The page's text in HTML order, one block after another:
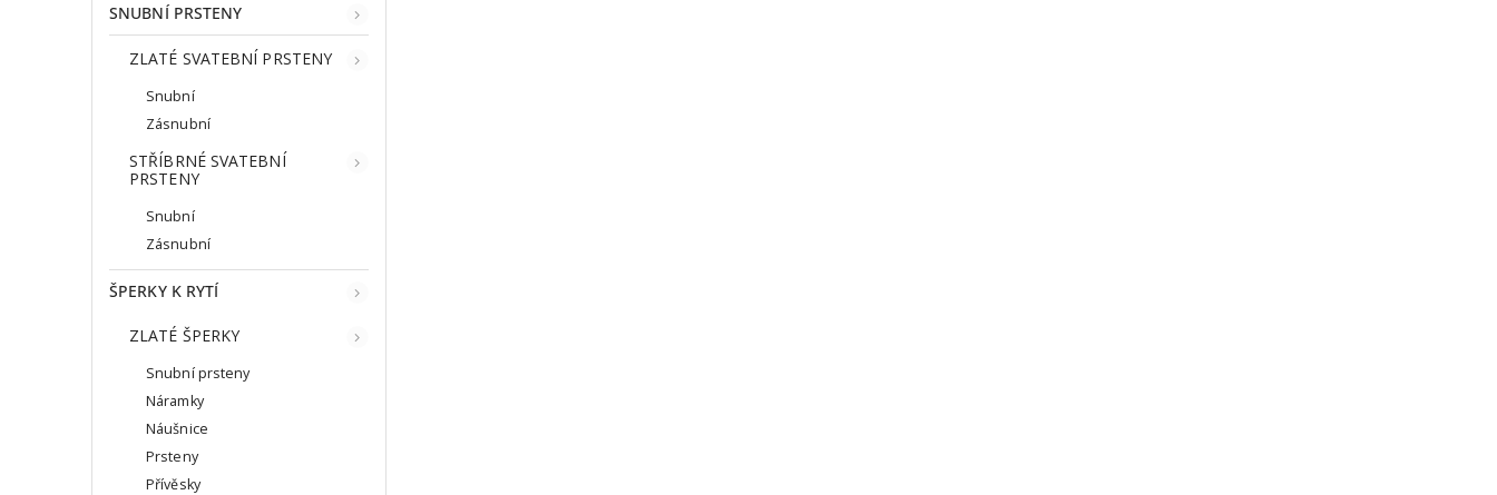
SNUBNÍ PRSTENY
ZLATÉ SVATEBNÍ PRSTENY
Snubní
Zásnubní
STŘÍBRNÉ SVATEBNÍ
PRSTENY
Snubní
Zásnubní
ŠPERKY K RYTÍ
ZLATÉ ŠPERKY
Snubní prsteny
Náramky
Náušnice
Prsteny
Přívěsky